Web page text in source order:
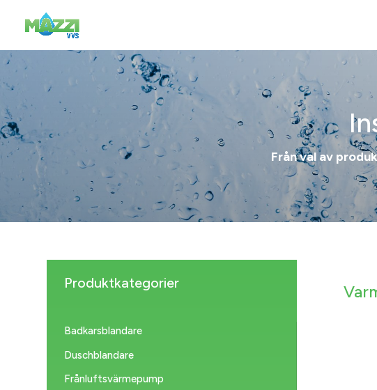
Från val av
Produktkategorier
Badkarsblandare
Duschblandare
Frånluftsvärmepump